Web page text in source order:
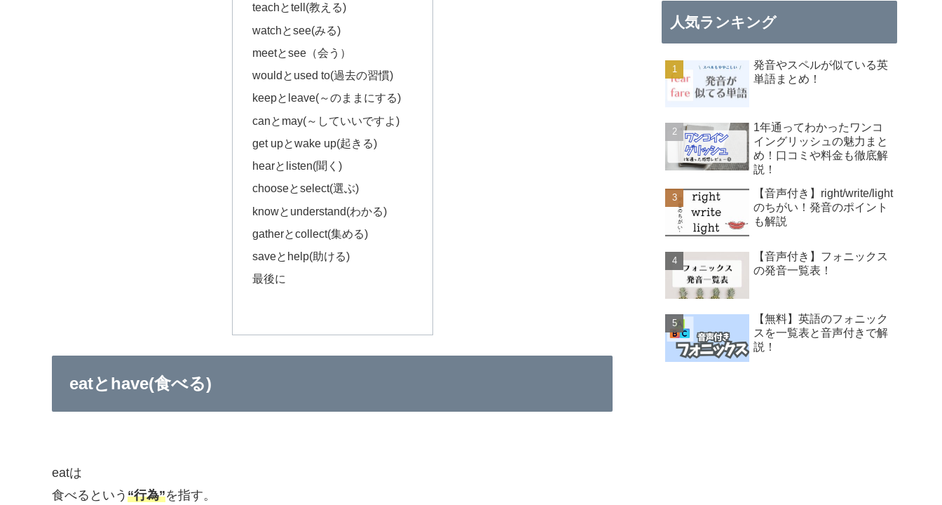
teachとtell(教える)
watchとsee(みる)
meetとsee（会う）
wouldとused to(過去の習慣)
keepとleave(～のままにする)
canとmay(～していいですよ)
get upとwake up(起きる)
hearとlisten(聞く)
chooseとselect(選ぶ)
knowとunderstand(わかる)
gatherとcollect(集める)
saveとhelp(助ける)
最後に
eatとhave(食べる)
eatは
食べるという “行為”を指す。
人気ランキング
発音やスペルが似ている英
単語まとめ！
1年通ってわかったワンコ
イングリッシュの魅力まと
め！口コミや料金も徹底解
説！
【音声付き】right/write/light
のちがい！発音のポイント
も解説
【音声付き】フォニックス
の発音一覧表！
【無料】英語のフォニック
スを一覧表と音声付きで解
説！